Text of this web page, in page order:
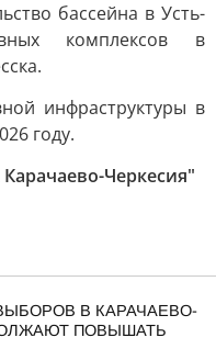
бассейна в Усть-
комплексов в
инфраструктуры в
году.
Черкесия"
В КАРАЧАЕВО-
ПОВЫШАТЬ